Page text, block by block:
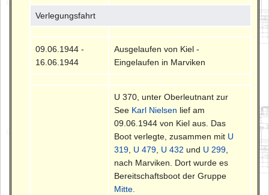
Verlegungsfahrt
09.06.1944 -
16.06.1944
Ausgelaufen von Kiel -
Eingelaufen in Marviken
U 370, unter Oberleutnant zur
See Karl Nielsen lief am
09.06.1944 von Kiel aus. Das
Boot verlegte, zusammen mit U
319 U 479 U 432 und U 299
nach Marviken. Dort wurde es
Bereitschaftsboot der Gruppe
Mitte